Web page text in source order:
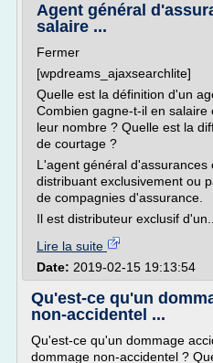
Agent général
salaire ...
Fermer
[wpdreams_ajaxsearchlite]
Quelle est la définition d'un
Combien gagne-t-il en
leur nombre ? Quelle est la
de courtage ?
L'agent général d'assurances
distribuant exclusivement ou
de compagnies d'assurance.
Il est distributeur exclusif d'un...
Lire la suite
Date: 2019-02-15 19:13:54
Qu'est-ce qu'un
non-accidentel ...
Qu'est-ce qu'un dommage
dommage non-accidentel ?